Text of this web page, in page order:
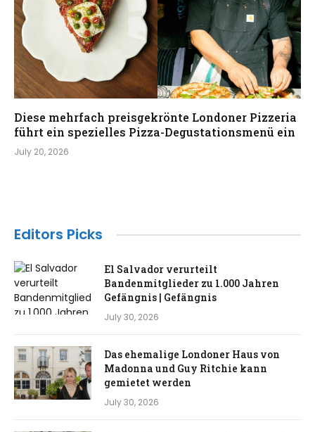
Diese mehrfach preisgekrönte Londoner Pizzeria
führt ein spezielles Pizza-Degustationsmenü ein
July 20, 2026
Editors Picks
El Salvador verurteilt
Bandenmitglieder zu 1.000 Jahren
Gefängnis | Gefängnis
July 30, 2026
Das ehemalige Londoner Haus von
Madonna und Guy Ritchie kann
gemietet werden
July 30, 2026